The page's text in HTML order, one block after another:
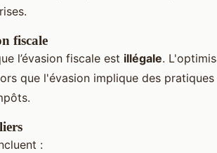
fiscale
l’évasion fiscale est illégale.
que l'évasion implique des pratiques
: